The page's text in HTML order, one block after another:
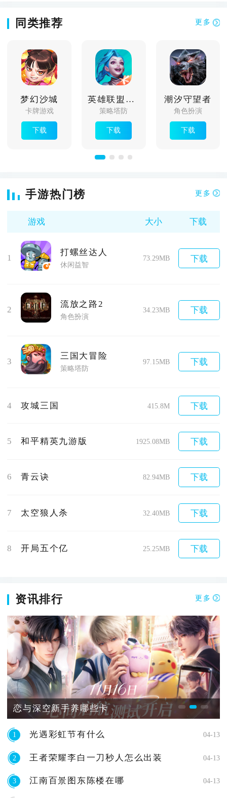
同类推荐 更多
梦幻沙城
卡牌游戏
下载
英雄联盟手游体验服
策略塔防
下载
潮汐守望者
角色扮演
下载
手游热门榜 更多
游戏 大小 下载
1
打螺丝达人
休闲益智
73.29MB 下载
2
流放之路2
角色扮演
34.23MB 下载
3
三国大冒险
策略塔防
97.15MB 下载
4 攻城三国 415.8M 下载
5 和平精英九游版 1925.08MB 下载
6 青云诀 82.94MB 下载
7 太空狼人杀 32.40MB 下载
8 开局五个亿 25.25MB 下载
资讯排行 更多
恋与深空新手养哪些卡
1 光遇彩虹节有什么 04-13
2 王者荣耀李白一刀秒人怎么出装 04-13
3 江南百景图东陈楼在哪 04-13